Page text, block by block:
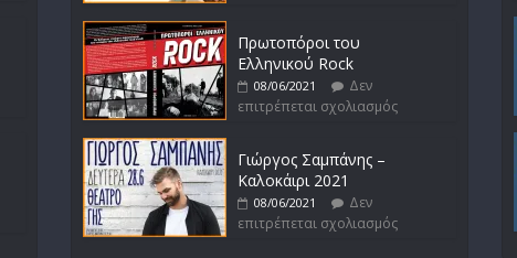
Πρωτοπόροι του
Ελληνικού Rock
08/06/2021
Δεν
επιτρέπεται σχολιασμός
Γιώργος Σαμπάνης –
Καλοκάιρι 2021
08/06/2021
Δεν
επιτρέπεται σχολιασμός